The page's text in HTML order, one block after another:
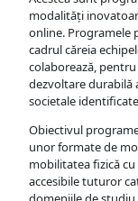
modalități
online. Programele
cadrul căreia
colaborează,
dezvoltare durabilă
societale
Obiectivul
unor formate de
mobilitatea fizică
accesibile tuturor